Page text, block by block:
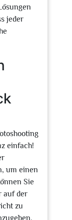
jeder
einfach!
um einen
Sie
auf der
zu